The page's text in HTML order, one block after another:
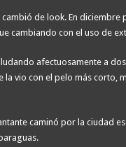
de look. En diciembre
cambiando con el uso de
afectuosamente a
la vio con el pelo más corto,
caminó por la ciudad